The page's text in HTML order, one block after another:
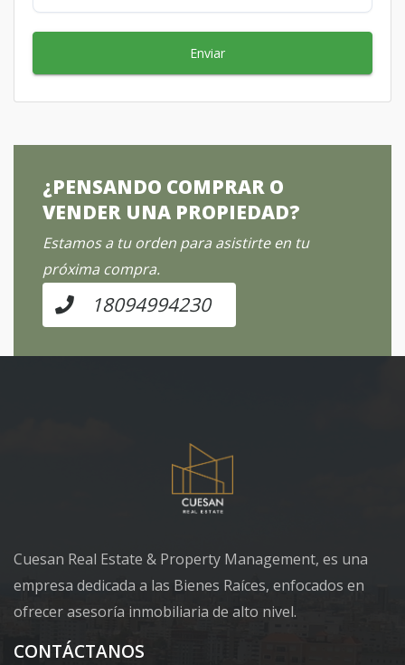
Enviar
¿PENSANDO COMPRAR O
VENDER UNA PROPIEDAD?
Estamos a tu orden para asistirte en tu
próxima compra.
18094994230
Cuesan Real Estate & Property Management, es una
empresa dedicada a las Bienes Raíces, enfocados en
ofrecer asesoría inmobiliaria de alto nivel.
CONTÁCTANOS